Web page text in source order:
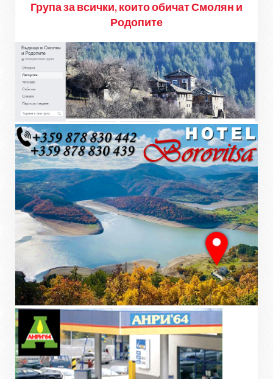
Група за всички, които обичат Смолян и
Родопите